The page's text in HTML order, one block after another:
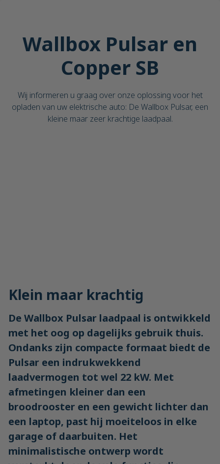
Wallbox Pulsar en
Copper SB
Wij informeren u graag over onze oplossing voor het
opladen van uw elektrische auto: De Wallbox Pulsar, een
kleine maar zeer krachtige laadpaal.
Klein maar krachtig
De Wallbox Pulsar laadpaal is ontwikkeld
met het oog op dagelijks gebruik thuis.
Ondanks zijn compacte formaat biedt de
Pulsar een indrukwekkend
laadvermogen tot wel 22 kW. Met
afmetingen kleiner dan een
broodrooster en een gewicht lichter dan
een laptop, past hij moeiteloos in elke
garage of daarbuiten. Het
minimalistische ontwerp wordt